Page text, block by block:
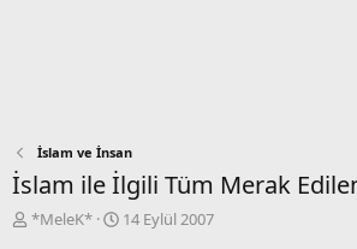
İslam ve İnsan
İslam ile İlgili Tüm Merak
K
*MeleK*
B14 Eylül 2007